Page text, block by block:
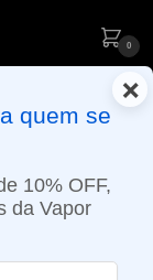
0
A SEX): PEDIDOS
×
quem se
10% OFF,
da Vapor